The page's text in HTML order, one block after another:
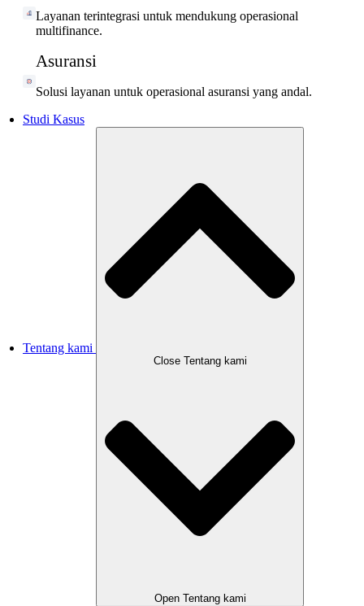
Layanan terintegrasi untuk mendukung operasional
multifinance.
Asuransi
Solusi layanan untuk operasional asuransi yang andal.
Studi Kasus
Tentang kami
Close Tentang kami
Open Tentang kami